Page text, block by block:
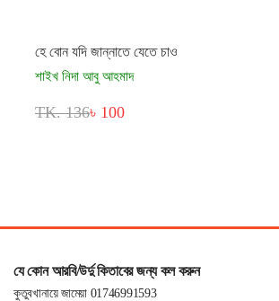
হে বোন যদি জান্নাতে যেতে চাও
শাইখ নিদা আবু আহমাদ
TK. 136৳ 100
যে কোন আরবি/উর্দু কিতাবের জন্য কল করুন
কুতুবখানায়ে জামেয়া 01746991593